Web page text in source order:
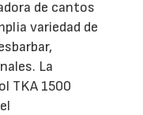
de cantos
variedad de
La
TKA 1500